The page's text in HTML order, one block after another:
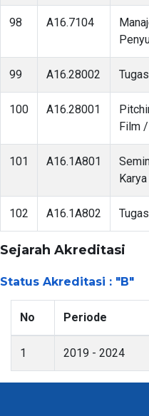
98 A16.7104
99 A16.28002
100 A16.28001
Film
101 A16.1A801
Karya
102 A16.1A802
Sejarah Akreditasi
Status Akreditasi : "B"
No Periode
1 2019 - 2024